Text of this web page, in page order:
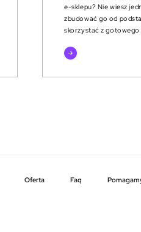
e-sklepu? Nie wiesz
zbudować go od
skorzystać z gotowego
czytaj
więcej
Oferta faq